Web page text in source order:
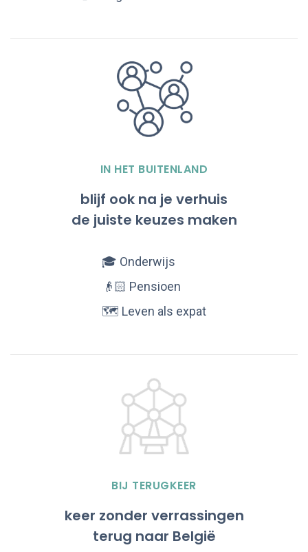
IN HET BUITENLAND
blijf ook na je verhuis
de juiste keuzes maken
🎓 Onderwijs
👴🏻 Pensioen
🗺️ Leven als expat
BIJ TERUGKEER
keer zonder verrassingen
terug naar België